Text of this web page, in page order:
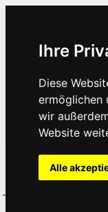
Ihre
Diese
ermöglichen
wir
Website
Alle